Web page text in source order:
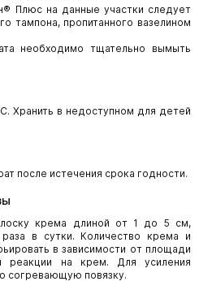
Плюс на данные участки следует
тампона, пропитанного вазелином
необходимо тщательно вымыть
Хранить в недоступном для детей
после истечения срока годности.
крема длиной от 1 до 5 см,
в сутки. Количество крема и
в зависимости от площади
реакции на крем. Для усиления
согревающую повязку.